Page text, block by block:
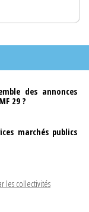
des annonces
29 ?
marchés publics
les collectivités